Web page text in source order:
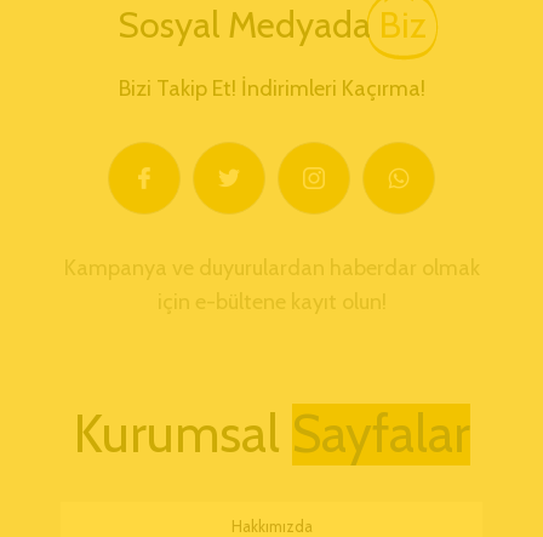
Sosyal Medyada Biz
Bizi Takip Et! İndirimleri Kaçırma!
Kampanya ve duyurulardan haberdar olmak
için e-bültene kayıt olun!
Kurumsal
Hakkımızda